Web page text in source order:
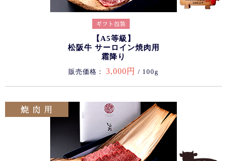
【A5等級】
松阪牛 サーロイン焼肉用
霜降り
販売価格： 3,000円 / 100g